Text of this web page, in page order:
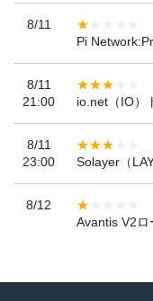
8/11
Pi
8/11
21:00
io.net（IO）
8/11
23:00
Solayer（
8/12
Avantis V2ロ